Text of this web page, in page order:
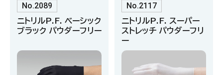
No.2089
ニトリルP.F. ベーシック
ブラック パウダーフリー
No.2117
ニトリルP.F. スーパー
ストレッチ パウダーフリ
ー